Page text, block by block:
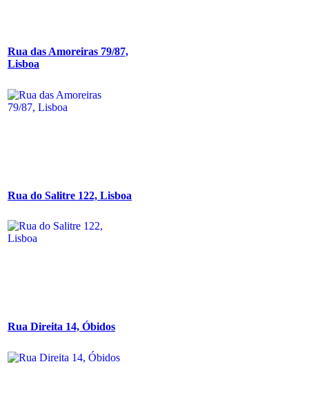
Rua das Amoreiras 79/87,
Lisboa
Rua do Salitre 122, Lisboa
Rua Direita 14, Óbidos